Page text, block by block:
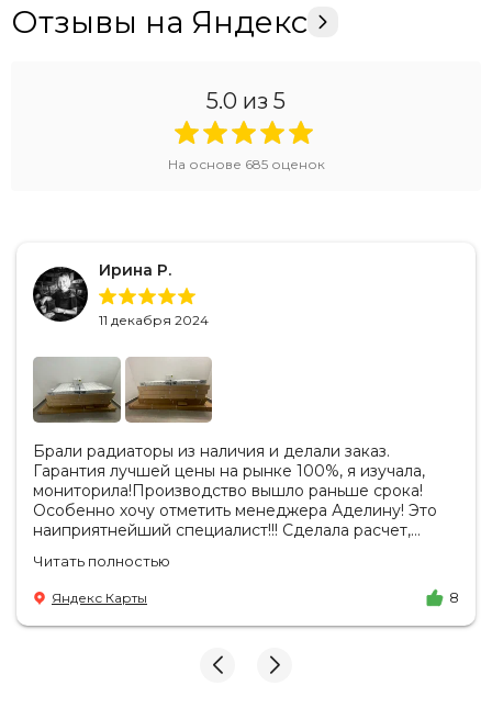
Отзывы на Яндекс
5.0 из 5
На основе 685оценок
Ирина Р.
11 декабря 2024
Брали радиаторы из наличия и делали заказ.
Гарантия лучшей цены на рынке 100%, я изучала,
мониторила!Производство вышло раньше срока!
Особенно хочу отметить менеджера Аделину! Это
наиприятнейший специалист!!! Сделала расчет,
цену. Всегда на связи, на все вопросы есть ответы.
Доставка на удобный день, удобное время! Никаких
замечаний, только бесконечное удовольствие от
взаимодействия с ней. Вот это я понимаю - ЛИЦО
И надеюсь наши чудесные радиаторы будут греть
Читать полностью
Яндекс Карты 8